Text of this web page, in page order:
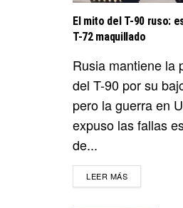
El mito del T-90 ruso:
T-72 maquillado
Rusia mantiene la
del T-90 por su
pero la guerra en
expuso las fallas
de...
LEER MÁSDETAILS